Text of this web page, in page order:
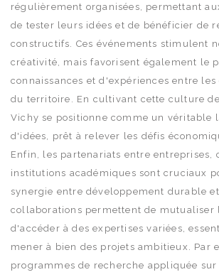
régulièrement organisées, permettant
de tester leurs idées et de bénéficier de
constructifs. Ces événements stimulent
créativité, mais favorisent également le
connaissances et d'expériences entre
du territoire. En cultivant cette culture
Vichy se positionne comme un véritable
d'idées, prêt à relever les défis
Enfin, les partenariats entre entreprises,
institutions académiques sont cruciaux
synergie entre développement durable
collaborations permettent de mutualiser
d'accéder à des expertises variées,
mener à bien des projets ambitieux. Par
programmes de recherche appliquée sur